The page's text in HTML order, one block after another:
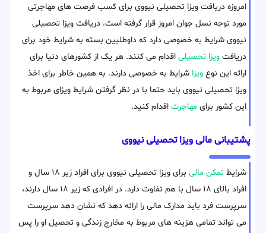
امروزه دریافت ویزا تحصیلی نیووی برای کسب فرصت های مهاجرتی
مورد توجه نسل جوان امروز قرار گرفته است. دریافت ویزا تحصیلی
نیووی شرایط به خصوصی دارد که داوطلبین بسته به شرایط خود برای
دریافت ویزا تحصیلی اقدام می کنند. هر یک از کشورهای دنیا برای
ارائه این نوع ویزا شرایط به خصوصی دارند. به همین خاطر برای اخذ
ویزا تحصیلی نیووی باید حتما با در نظر گرفتن شرایط ویزای مربوط به
این کشور برای مهاجرت اقدام کنید.
پشتیبانی مالی ویزا تحصیلی نیووی
شرایط تمکن مالی
برای ویزا تحصیلی نیووی برای افراد زیر ۱۸ سال و
افراد بالای ۱۸ سال با هم تفاوت دارد. در افرادی که زیر ۱۸ سال دارند،
سرپرست فرد باید مدارک مالی را ارائه دهد که نشان دهد سرپرست
می تواند تمامی هزینه های مربوط به مخارج زندگی و تحصیل او را پس